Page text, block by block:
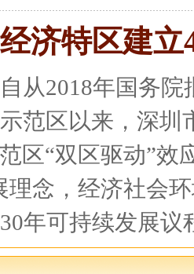
经济特区建立
自从2018年国务
示范区以来，深圳
区“双区驱动”效
理念，经济社会
年可持续发展